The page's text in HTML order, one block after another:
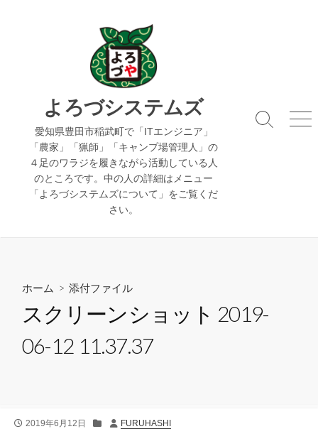
よろづシステムズ
愛知県豊田市稲武町で「ITエンジニア」
「農家」「猟師」「キャンプ場管理人」の
４足のワラジを履きながら活動している人
のところです。中の人の詳細はメニュー
「よろづシステムズについて」をご覧くだ
さい。
検
メ
ホーム > 添付ファイル
スクリーンショット 2019-
06-12 11.37.37
公
2019年6月12日
投
FURUHASHI